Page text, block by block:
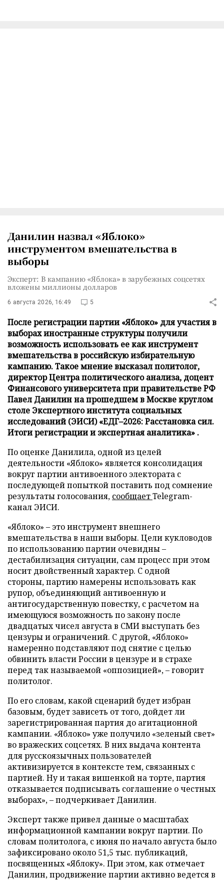
Данилин назвал «Яблоко»
инструментом вмешательства в
выборы
Эксперт: В кампанию «Яблока» в зарубежных соцсетях
вложены миллионы долларов
6 августа 2026, 16:49 5
После регистрации партии «Яблоко» для участия в
выборах иностранные структуры получили
возможность использовать ее как инструмент
вмешательства в российскую избирательную
кампанию. Такое мнение высказал политолог,
директор Центра политического анализа, доцент
Финансового университета при правительстве РФ
Павел Данилин на прошедшем в Москве круглом
столе Экспертного института социальных
исследований (ЭИСИ) «ЕДГ–2026: Расстановка сил.
Итоги регистрации и экспертная аналитика» .
По оценке Данилила, одной из целей
деятельности «Яблоко» является консолидация
вокруг партии антивоенного электората с
последующей попыткой поставить под сомнение
результаты голосования, сообщаетTelegram-
канал ЭИСИ.
«Яблоко» – это инструмент внешнего
вмешательства в наши выборы. Цели кукловодов
по использованию партии очевидны –
дестабилизация ситуации, сам процесс при этом
носит двойственный характер. С одной
стороны, партию намерены использовать как
рупор, объединяющий антивоенную и
антигосударственную повестку, с расчетом на
имеющуюся возможность по закону после
двадцатых чисел августа в СМИ выступать без
цензуры и ограничений. С другой, «Яблоко»
намеренно подставляют под снятие с целью
обвинить власти России в цензуре и в страхе
перед так называемой «оппозицией», – говорит
политолог.
По его словам, какой сценарий будет избран
базовым, будет зависеть от того, дойдет ли
зарегистрированная партия до агитационной
кампании. «Яблоко» уже получило «зеленый свет»
во вражеских соцсетях. В них выдача контента
для русскоязычных пользователей
активизируется в контексте тем, связанных с
партией. Ну и такая вишенкой на торте, партия
отказывается подписывать соглашение о честных
выборах», – подчеркивает Данилин.
Эксперт также привел данные о масштабах
информационной кампании вокруг партии. По
словам политолога, с июня по начало августа было
зафиксировано около 51,5 тыс. публикаций,
посвященных «Яблоку». При этом, как отмечает
Данилин, продвижение партии активно ведется в